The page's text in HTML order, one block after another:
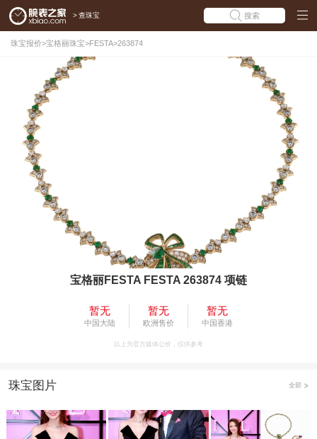
> 查珠宝 搜索
珠宝报价>宝格丽珠宝>FESTA>263874
宝格丽FESTA FESTA 263874 项链
暂无
中国大陆
暂无
欧洲售价
暂无
中国香港
以上为官方媒体公价，仅供参考
珠宝图片 全部